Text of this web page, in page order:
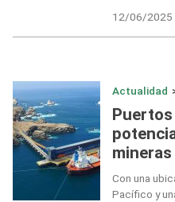
12/06/2025
Actualidad
mineras
Con una
Pacífico y